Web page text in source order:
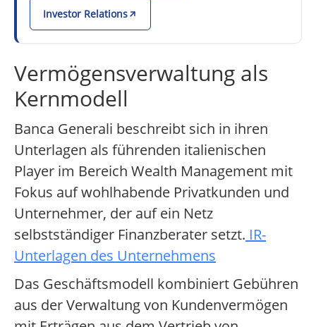
Investor Relations
Vermögensverwaltung als
Kernmodell
Banca Generali beschreibt sich in ihren
Unterlagen als führenden italienischen
Player im Bereich Wealth Management mit
Fokus auf wohlhabende Privatkunden und
Unternehmer, der auf ein Netz
selbstständiger Finanzberater setzt. IR-
Unterlagen des Unternehmens
Das Geschäftsmodell kombiniert Gebühren
aus der Verwaltung von Kundenvermögen